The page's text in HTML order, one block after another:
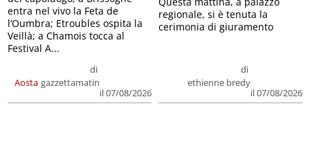
Aosta
di
gazzettamatin
il 07/08/2026
entra nel vivo la Feta de
l’Oumbra; Etroubles ospita la
Veillà; a Chamois tocca al
Festival A...
di
ethienne bredy
il 07/08/2026
regionale, si è tenuta la
cerimonia di giuramento